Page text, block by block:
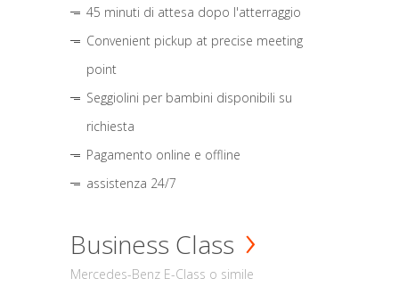
45 minuti di attesa dopo l'atterraggio
Convenient pickup at precise meeting
point
Seggiolini per bambini disponibili su
richiesta
Pagamento online e offline
assistenza 24/7
Business Class
Mercedes-Benz E-Class o simile